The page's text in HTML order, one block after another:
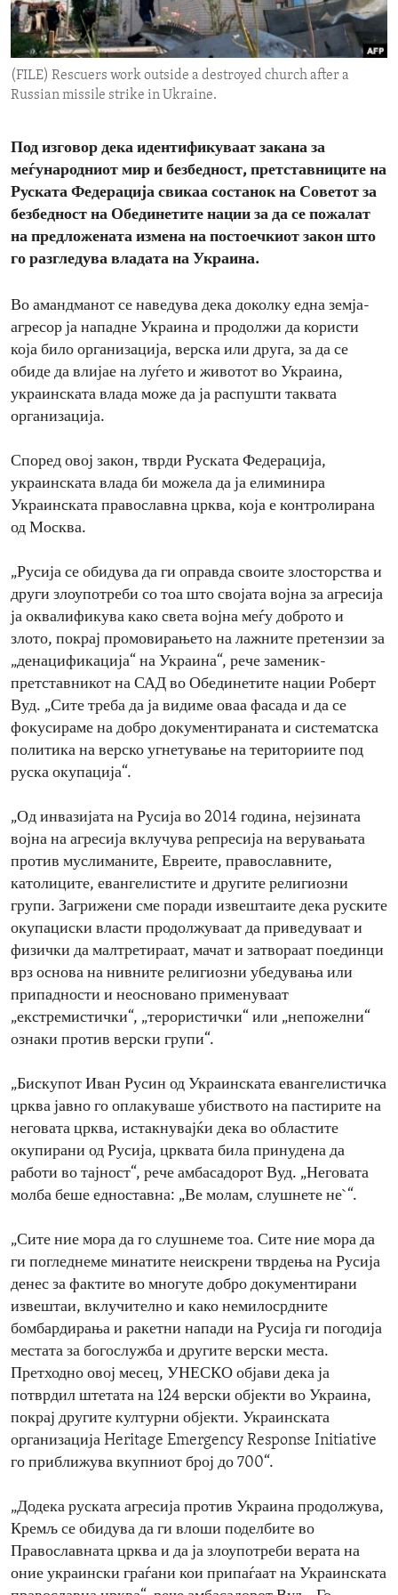
ENVIRONMENT AND HEALTH
IDEALS AND INSTITUTIONS
(FILE) Rescuers work outside a destroyed church after a
Russian missile strike in Ukraine.
Под изговор дека идентификуваат закана за
меѓународниот мир и безбедност, претставниците на
Руската Федерација свикаа состанок на Советот за
безбедност на Обединетите нации за да се пожалат
на предложената измена на постоечкиот закон што
го разгледува владата на Украина.
Во амандманот се наведува дека доколку една земја-
агресор ја нападне Украина и продолжи да користи
која било организација, верска или друга, за да се
обиде да влијае на луѓето и животот во Украина,
украинската влада може да ја распушти таквата
организација.
Според овој закон, тврди Руската Федерација,
украинската влада би можела да ја елиминира
Украинската православна црква, која е контролирана
од Москва.
„Русија се обидува да ги оправда своите злосторства и
други злоупотреби со тоа што својата војна за агресија
ја оквалификува како света војна меѓу доброто и
злото, покрај промовирањето на лажните претензии за
„денацификација“ на Украина“, рече заменик-
претставникот на САД во Обединетите нации Роберт
Вуд. „Сите треба да ја видиме оваа фасада и да се
фокусираме на добро документираната и систематска
политика на верско угнетување на териториите под
руска окупација“.
„Од инвазијата на Русија во 2014 година, нејзината
војна на агресија вклучува репресија на верувањата
против муслиманите, Евреите, православните,
католиците, евангелистите и другите религиозни
групи. Загрижени сме поради извештаите дека руските
окупациски власти продолжуваат да приведуваат и
физички да малтретираат, мачат и затвораат поединци
врз основа на нивните религиозни убедувања или
припадности и неосновано применуваат
„екстремистички“, „терористички“ или „непожелни“
ознаки против верски групи“.
„Бискупот Иван Русин од Украинската евангелистичка
црква јавно го оплакуваше убиството на пастирите на
неговата црква, истакнувајќи дека во областите
окупирани од Русија, црквата била принудена да
работи во тајност“, рече амбасадорот Вуд. „Неговата
молба беше едноставна: „Ве молам, слушнете не`“.
„Сите ние мора да го слушнеме тоа. Сите ние мора да
ги погледнеме минатите неискрени тврдења на Русија
денес за фактите во многуте добро документирани
извештаи, вклучително и како немилосрдните
бомбардирања и ракетни напади на Русија ги погодија
местата за богослужба и другите верски места.
Претходно овој месец, УНЕСКО објави дека ја
потврдил штетата на 124 верски објекти во Украина,
покрај другите културни објекти. Украинската
организација Heritage Emergency Response Initiative
го приближува вкупниот број до 700“.
„Додека руската агресија против Украина продолжува,
Кремљ се обидува да ги влоши поделбите во
Православната црква и да ја злоупотреби верата на
оние украински граѓани кои припаѓаат на Украинската